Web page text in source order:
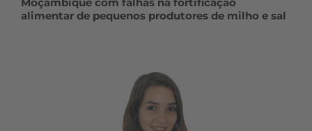
alimentar de pequenos produtores de milho e sal